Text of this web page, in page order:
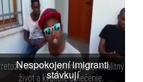
Nespokojení imigranti
stávkují